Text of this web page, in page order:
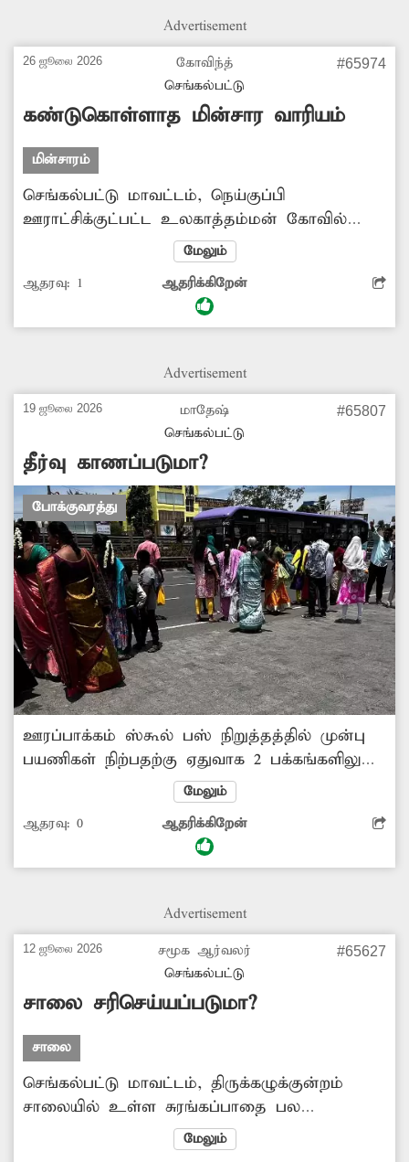
துறைஅதிகாரிகள் விரைந்து நடவடிக்கை எடுத்து
Advertisement
26 ஜூலை 2026
கோவிந்த்
செங்கல்பட்டு
#65974
கண்டுகொள்ளாத மின்சார வாரியம்
மின்சாரம்
செங்கல்பட்டு மாவட்டம், நெய்குப்பி
ஊராட்சிக்குட்பட்ட உலகாத்தம்மன் கோவில்
தெரு மற்றும் அதனை சுற்றியுள்ள பகுதிகளில்
பகல் நேரங்களிலும் தெரு விளக்குகள்
எரிகின்றன. இதனால் மின்சாரம் வீணாகிறது.
மேலும சில சமயங்களில் இரவு நேரங்களில்
சம்பந்தப்பட்ட மின்சார வாரிய ஊழியர்கள்
எதிர்பார்க்கின்றனர்.
மேலும்
ஆதரவு: 1 ஆதரிக்கிறேன்
Advertisement
19 ஜூலை 2026
மாதேஷ்
செங்கல்பட்டு
#65807
தீர்வு காணப்படுமா?
போக்குவரத்து
ஊரப்பாக்கம் ஸ்கூல் பஸ் நிறுத்தத்தில் முன்பு
பயணிகள் நிற்பதற்கு ஏதுவாக 2 பக்கங்களிலும்
நிழற்குடைகள் அமைக்கப்பட்டு இருந்தன.
ஆனால் இப்போது அது இல்லை. மேலும்
கிளாம்பாக்கம் பஸ் நிலையத்தில் இருந்து
வெளிவந்து ஊரப்பாக்கம் சிக்னலை கடந்து
நிறுத்தத்தில் நிற்பது கிடையாது. செங்கல்பட்டில்
பஸ்களில் மட்டுமே ஊரப்பாக்கம் ஸ்கூல் பஸ்
நிறுத்தத்தில் ஏறும் பயணிகளால் பயணிக்கும்
சூழல் உள்ளது. இதற்கு சம்பந்தப்பட்ட துறை
தீர்வு காணவேண்டும்.
மேலும்
ஆதரவு: 0 ஆதரிக்கிறேன்
Advertisement
12 ஜூலை 2026
சமூக ஆர்வலர்
செங்கல்பட்டு
#65627
சாலை சரிசெய்யப்படுமா?
சாலை
செங்கல்பட்டு மாவட்டம், திருக்கழுக்குன்றம்
சாலையில் உள்ள சுரங்கப்பாதை பல
மாதங்களுக்கு முன்பு தோண்டப்பட்டது. ஆனால்
அது தற்போது வரை முழுவதுமாக
மேலும்